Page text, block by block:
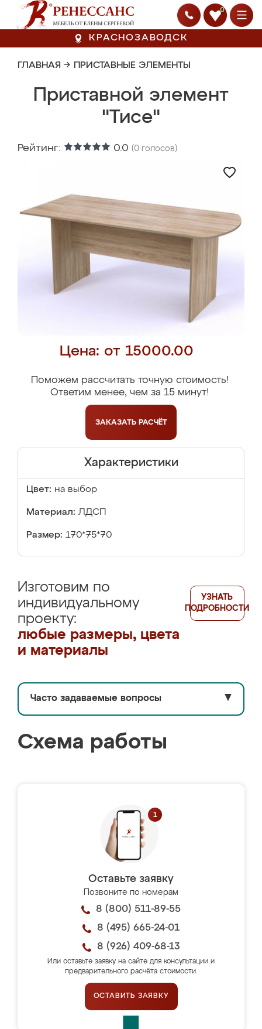
0
КРАСНОЗАВОДСК
ГЛАВНАЯ → ПРИСТАВНЫЕ ЭЛЕМЕНТЫ
Приставной элемент
"Тисе"
Рейтинг: 0.0 (0 голосов)
Цена: от 15000.00
Поможем рассчитать точную стоимость!
Ответим менее, чем за 15 минут!
ЗАКАЗАТЬ РАСЧЁТ
Характеристики
Цвет: на выбор
Материал: ЛДСП
Размер: 170*75*70
Изготовим по
индивидуальному
проекту:
любые размеры, цвета
и материалы
УЗНАТЬ
ПОДРОБНОСТИ
Часто задаваемые вопросы ▼
Схема работы
Оставьте заявку
Позвоните по номерам
8 (800) 511-89-55
8 (495) 665-24-01
8 (926) 409-68-13
Или оставьте заявку на сайте для консультации и
предварительного расчёта стоимости.
ОСТАВИТЬ ЗАЯВКУ